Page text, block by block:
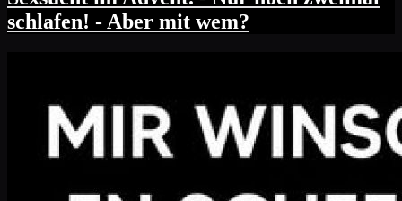
schlafen! - Aber mit wem?